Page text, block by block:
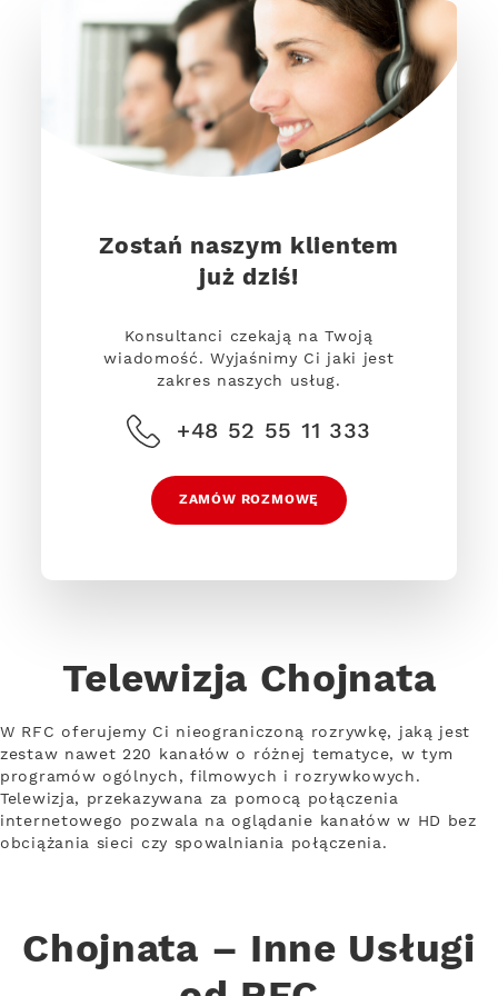
Zostań naszym klientem
już dziś!
Konsultanci czekają na Twoją
wiadomość. Wyjaśnimy Ci jaki jest
zakres naszych usług.
+48 52 55 11 333
ZAMÓW ROZMOWĘ
Telewizja Chojnata
W RFC oferujemy Ci nieograniczoną rozrywkę, jaką jest
zestaw nawet 220 kanałów o różnej tematyce, w tym
programów ogólnych, filmowych i rozrywkowych.
Telewizja, przekazywana za pomocą połączenia
internetowego pozwala na oglądanie kanałów w HD bez
obciążania sieci czy spowalniania połączenia.
Chojnata – Inne Usługi